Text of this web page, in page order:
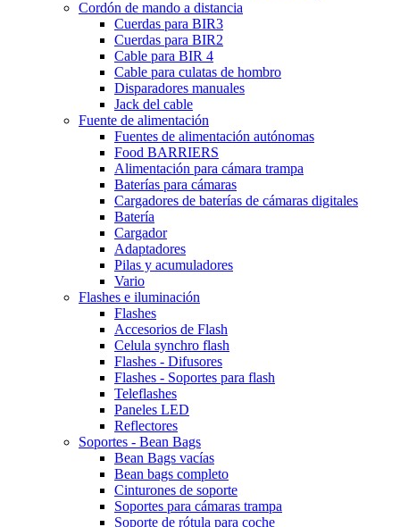
Cordón de mando a distancia
Cuerdas para BIR3
Cuerdas para BIR2
Cable para BIR 4
Cable para culatas de hombro
Disparadores manuales
Jack del cable
Fuente de alimentación
Fuentes de alimentación autónomas
Food BARRIERS
Alimentación para cámara trampa
Baterías para cámaras
Cargadores de baterías de cámaras digitales
Batería
Cargador
Adaptadores
Pilas y acumuladores
Vario
Flashes e iluminación
Flashes
Accesorios de Flash
Celula synchro flash
Flashes - Difusores
Flashes - Soportes para flash
Teleflashes
Paneles LED
Reflectores
Soportes - Bean Bags
Bean Bags vacías
Bean bags completo
Cinturones de soporte
Soportes para cámaras trampa
Soporte de rótula para coche